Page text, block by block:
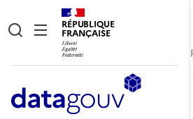
RÉPUBLIQUE
FRANÇAISE